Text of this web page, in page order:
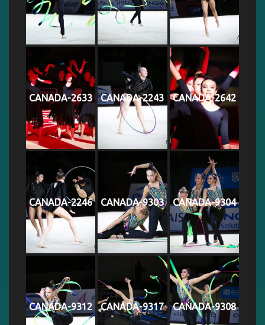
CANADA-2633 CANADA-2243 CANADA-2642
CANADA-2246 CANADA-9303 CANADA-9304
CANADA-9312 CANADA-9317 CANADA-9308